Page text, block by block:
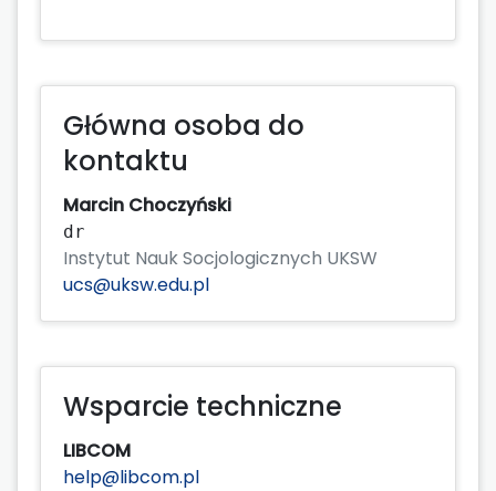
Główna osoba do
kontaktu
Marcin Choczyński
dr
Instytut Nauk Socjologicznych UKSW
ucs@uksw.edu.pl
Wsparcie techniczne
LIBCOM
help@libcom.pl